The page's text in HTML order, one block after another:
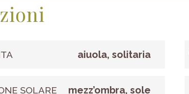
aiuola, solitaria
SOLARE mezz’ombra, sole